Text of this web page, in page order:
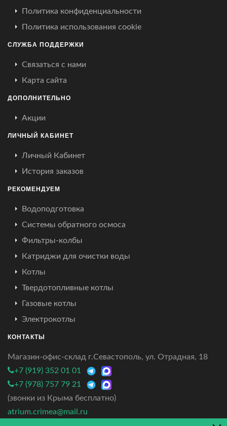
Политика конфиденциальности
Политика использования cookie
СЛУЖБА ПОДДЕРЖКИ
Связаться с нами
Карта сайта
ДОПОЛНИТЕЛЬНО
Акции
ЛИЧНЫЙ КАБИНЕТ
Личный Кабинет
История заказов
РЕКОМЕНДУЕМ
Водоподготовка
Системы обратного осмоса
Фильтры-колбы
Катриджи для очистки воды
Котлы
Твердотопливные котлы
Газовые котлы
Электрокотлы
КОНТАКТЫ
Магазин-офис-склад г.Севастополь, ул. Отрадная, 18
+7 (919) 352 01 01
+7 (978) 757 79 21
(звонки из Крыма бесплатно)
atrium.crimea@mail.ru